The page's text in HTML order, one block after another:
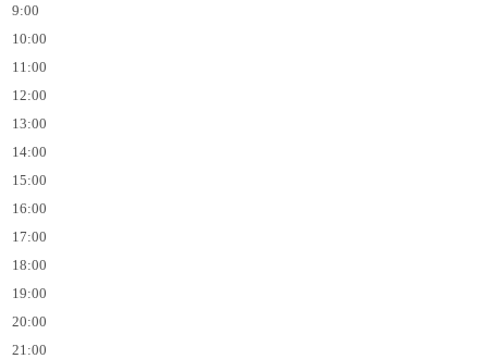
9:00
10:00
11:00
12:00
13:00
14:00
15:00
16:00
17:00
18:00
19:00
20:00
21:00